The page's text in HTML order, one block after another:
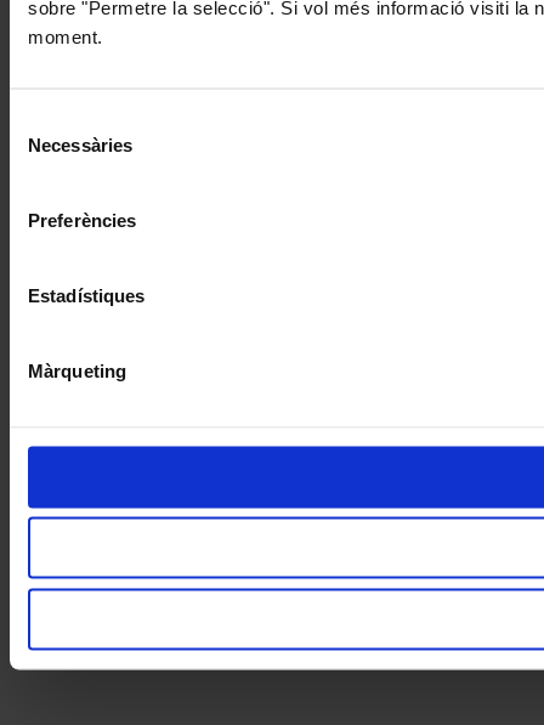
sobre "Permetre la selecció". Si vol més informació visiti la
moment.
Necessàries
Preferències
Estadístiques
Màrqueting